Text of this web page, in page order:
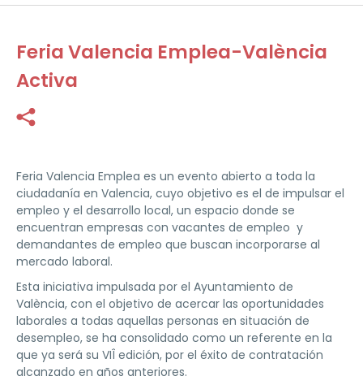
Feria Valencia Emplea-València
Activa
Feria Valencia Emplea es un evento abierto a toda la
ciudadanía en Valencia, cuyo objetivo es el de impulsar el
empleo y el desarrollo local, un espacio donde se
encuentran empresas con vacantes de empleo y
demandantes de empleo que buscan incorporarse al
mercado laboral.
Esta iniciativa impulsada por el Ayuntamiento de
València, con el objetivo de acercar las oportunidades
laborales a todas aquellas personas en situación de
desempleo, se ha consolidado como un referente en la
que ya será su VIÎ edición, por el éxito de contratación
alcanzado en años anteriores.